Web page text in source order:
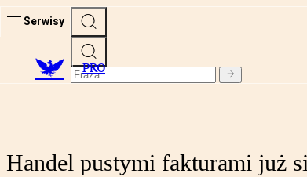
Serwisy
PRO
Handel pustymi fakturami już